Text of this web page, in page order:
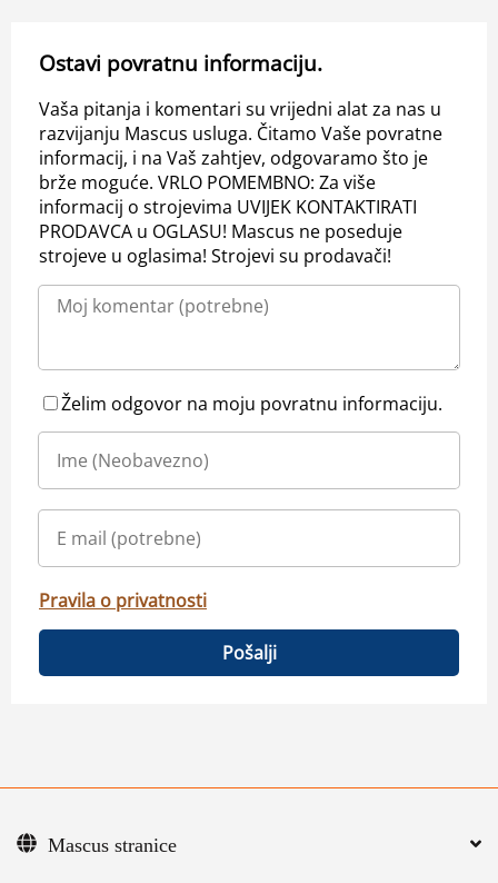
Ostavi povratnu informaciju.
Vaša pitanja i komentari su vrijedni alat za nas u
razvijanju Mascus usluga. Čitamo Vaše povratne
informacij, i na Vaš zahtjev, odgovaramo što je
brže moguće. VRLO POMEMBNO: Za više
informacij o strojevima UVIJEK KONTAKTIRATI
PRODAVCA u OGLASU! Mascus ne poseduje
strojeve u oglasima! Strojevi su prodavači!
Želim odgovor na moju povratnu informaciju.
Pravila o privatnosti
Pošalji
Mascus stranice